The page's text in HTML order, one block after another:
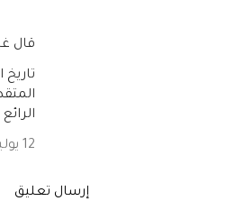
‏قال
12 يوليو 2024 في 12:07 م
إرسال تعليق